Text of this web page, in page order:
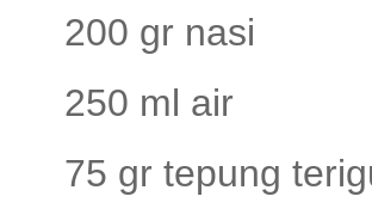
200 gr nasi
250 ml air
75 gr tepung